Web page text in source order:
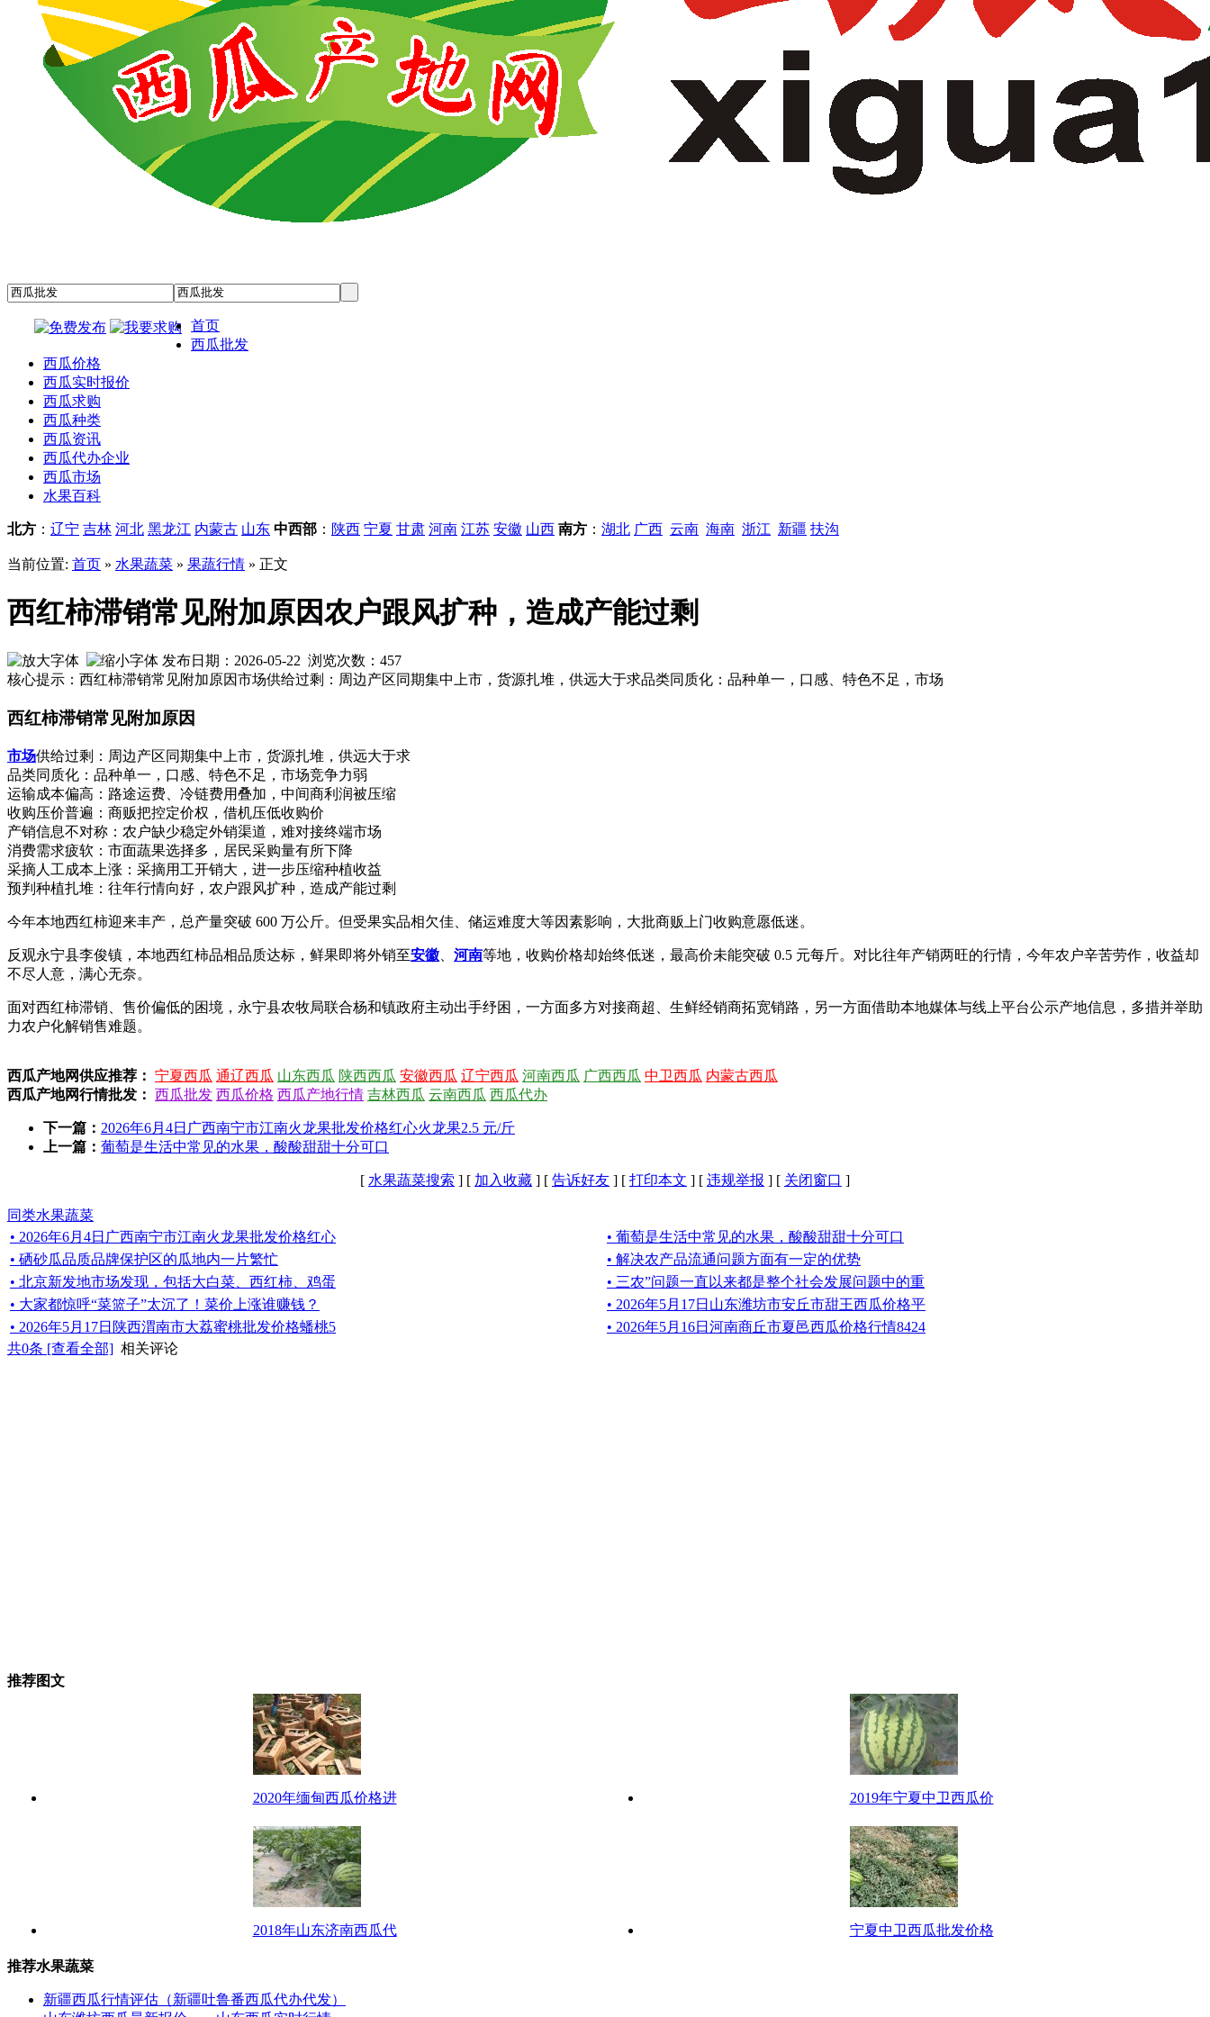
首页
西瓜批发
西瓜价格
西瓜实时报价
西瓜求购
西瓜种类
西瓜资讯
西瓜代办企业
西瓜市场
水果百科
北方 ： 辽宁 吉林 河北 黑龙江 内蒙古 山东 中西部 ： 陕西 宁夏 甘肃 河南 江苏 安徽 山西 南方 ： 湖北 广西 云南 海南 浙江 新疆 扶沟
当前位置: 首页 » 水果蔬菜 » 果蔬行情 » 正文
西红柿滞销常见附加原因农户跟风扩种，造成产能过剩
发布日期：2026-05-22 浏览次数： 457
核心提示：西红柿滞销常见附加原因市场供给过剩：周边产区同期集中上市，货源扎堆，供远大于求品类同质化：品种单一，口感、特色不足，市场
西红柿滞销常见附加原因
市场供给过剩：周边产区同期集中上市，货源扎堆，供远大于求
品类同质化：品种单一，口感、特色不足，市场竞争力弱
运输成本偏高：路途运费、冷链费用叠加，中间商利润被压缩
收购压价普遍：商贩把控定价权，借机压低收购价
产销信息不对称：农户缺少稳定外销渠道，难对接终端市场
消费需求疲软：市面蔬果选择多，居民采购量有所下降
采摘人工成本上涨：采摘用工开销大，进一步压缩种植收益
预判种植扎堆：往年行情向好，农户跟风扩种，造成产能过剩
今年本地西红柿迎来丰产，总产量突破 600 万公斤。但受果实品相欠佳、储运难度大等因素影响，大批商贩上门收购意愿低迷。
反观永宁县李俊镇，本地西红柿品相品质达标，鲜果即将外销至安徽 河南等地，收购价格却始终低迷，最高价未能突破 0.5 元每斤。对比往年产销两旺的行情，今年农户辛苦劳作，收益却
不尽人意，满心无奈。
面对西红柿滞销、售价偏低的困境，永宁县农牧局联合杨和镇政府主动出手纾困，一方面多方对接商超、生鲜经销商拓宽销路，另一方面借助本地媒体与线上平台公示产地信息，多措并举助
力农户化解销售难题。
西瓜产地网供应推荐： 宁夏西瓜 通辽西瓜 山东西瓜 陕西西瓜 安徽西瓜 辽宁西瓜 河南西瓜 广西西瓜 中卫西瓜 内蒙古西瓜
西瓜产地网行情批发： 西瓜批发 西瓜价格 西瓜产地行情 吉林西瓜 云南西瓜 西瓜代办
下一篇： 2026年6月4日广西南宁市江南火龙果批发价格红心火龙果2.5 元/斤
上一篇： 葡萄是生活中常见的水果，酸酸甜甜十分可口
[ 水果蔬菜搜索 ] [ 加入收藏 ] [ 告诉好友 ] [ 打印本文 ] [ 违规举报 ] [ 关闭窗口 ]
同类水果蔬菜
• 2026年6月4日广西南宁市江南火龙果批发价格红心
• 葡萄是生活中常见的水果，酸酸甜甜十分可口
• 硒砂瓜品质品牌保护区的瓜地内一片繁忙
• 解决农产品流通问题方面有一定的优势
• 北京新发地市场发现，包括大白菜、西红柿、鸡蛋
• 三农”问题一直以来都是整个社会发展问题中的重
• 大家都惊呼“菜篮子”太沉了！菜价上涨谁赚钱？
• 2026年5月17日山东潍坊市安丘市甜王西瓜价格平
• 2026年5月17日陕西渭南市大荔蜜桃批发价格蟠桃5
• 2026年5月16日河南商丘市夏邑西瓜价格行情8424
共0条 [查看全部] 相关评论
推荐图文
2020年缅甸西瓜价格进 2019年宁夏中卫西瓜价
2018年山东济南西瓜代 宁夏中卫西瓜批发价格
推荐水果蔬菜
新疆西瓜行情评估（新疆吐鲁番西瓜代办代发）